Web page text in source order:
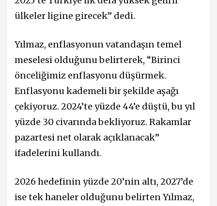
ülkeler ligine girecek” dedi.
Yılmaz, enflasyonun vatandaşın temel
meselesi olduğunu belirterek, “Birinci
önceliğimiz enflasyonu düşürmek.
Enflasyonu kademeli bir şekilde aşağı
çekiyoruz. 2024’te yüzde 44’e düştü, bu yıl
yüzde 30 civarında bekliyoruz. Rakamlar
pazartesi net olarak açıklanacak”
ifadelerini kullandı.
2026 hedefinin yüzde 20’nin altı, 2027’de
ise tek haneler olduğunu belirten Yılmaz,